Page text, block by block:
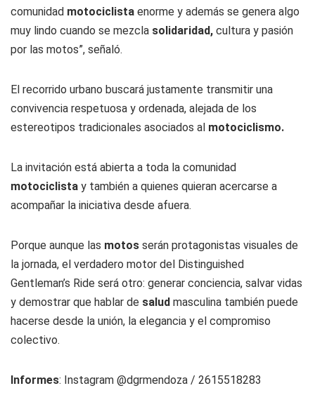
comunidad motociclista enorme y además se genera algo
muy lindo cuando se mezcla solidaridad, cultura y pasión
por las motos”, señaló.
El recorrido urbano buscará justamente transmitir una
convivencia respetuosa y ordenada, alejada de los
estereotipos tradicionales asociados al motociclismo.
La invitación está abierta a toda la comunidad
motociclista y también a quienes quieran acercarse a
acompañar la iniciativa desde afuera.
Porque aunque las motos serán protagonistas visuales de
la jornada, el verdadero motor del Distinguished
Gentleman’s Ride será otro: generar conciencia, salvar vidas
y demostrar que hablar de salud masculina también puede
hacerse desde la unión, la elegancia y el compromiso
colectivo.
Informes: Instagram @dgrmendoza / 2615518283